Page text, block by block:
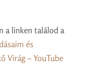
a linken találod a
és
Virág – YouTube